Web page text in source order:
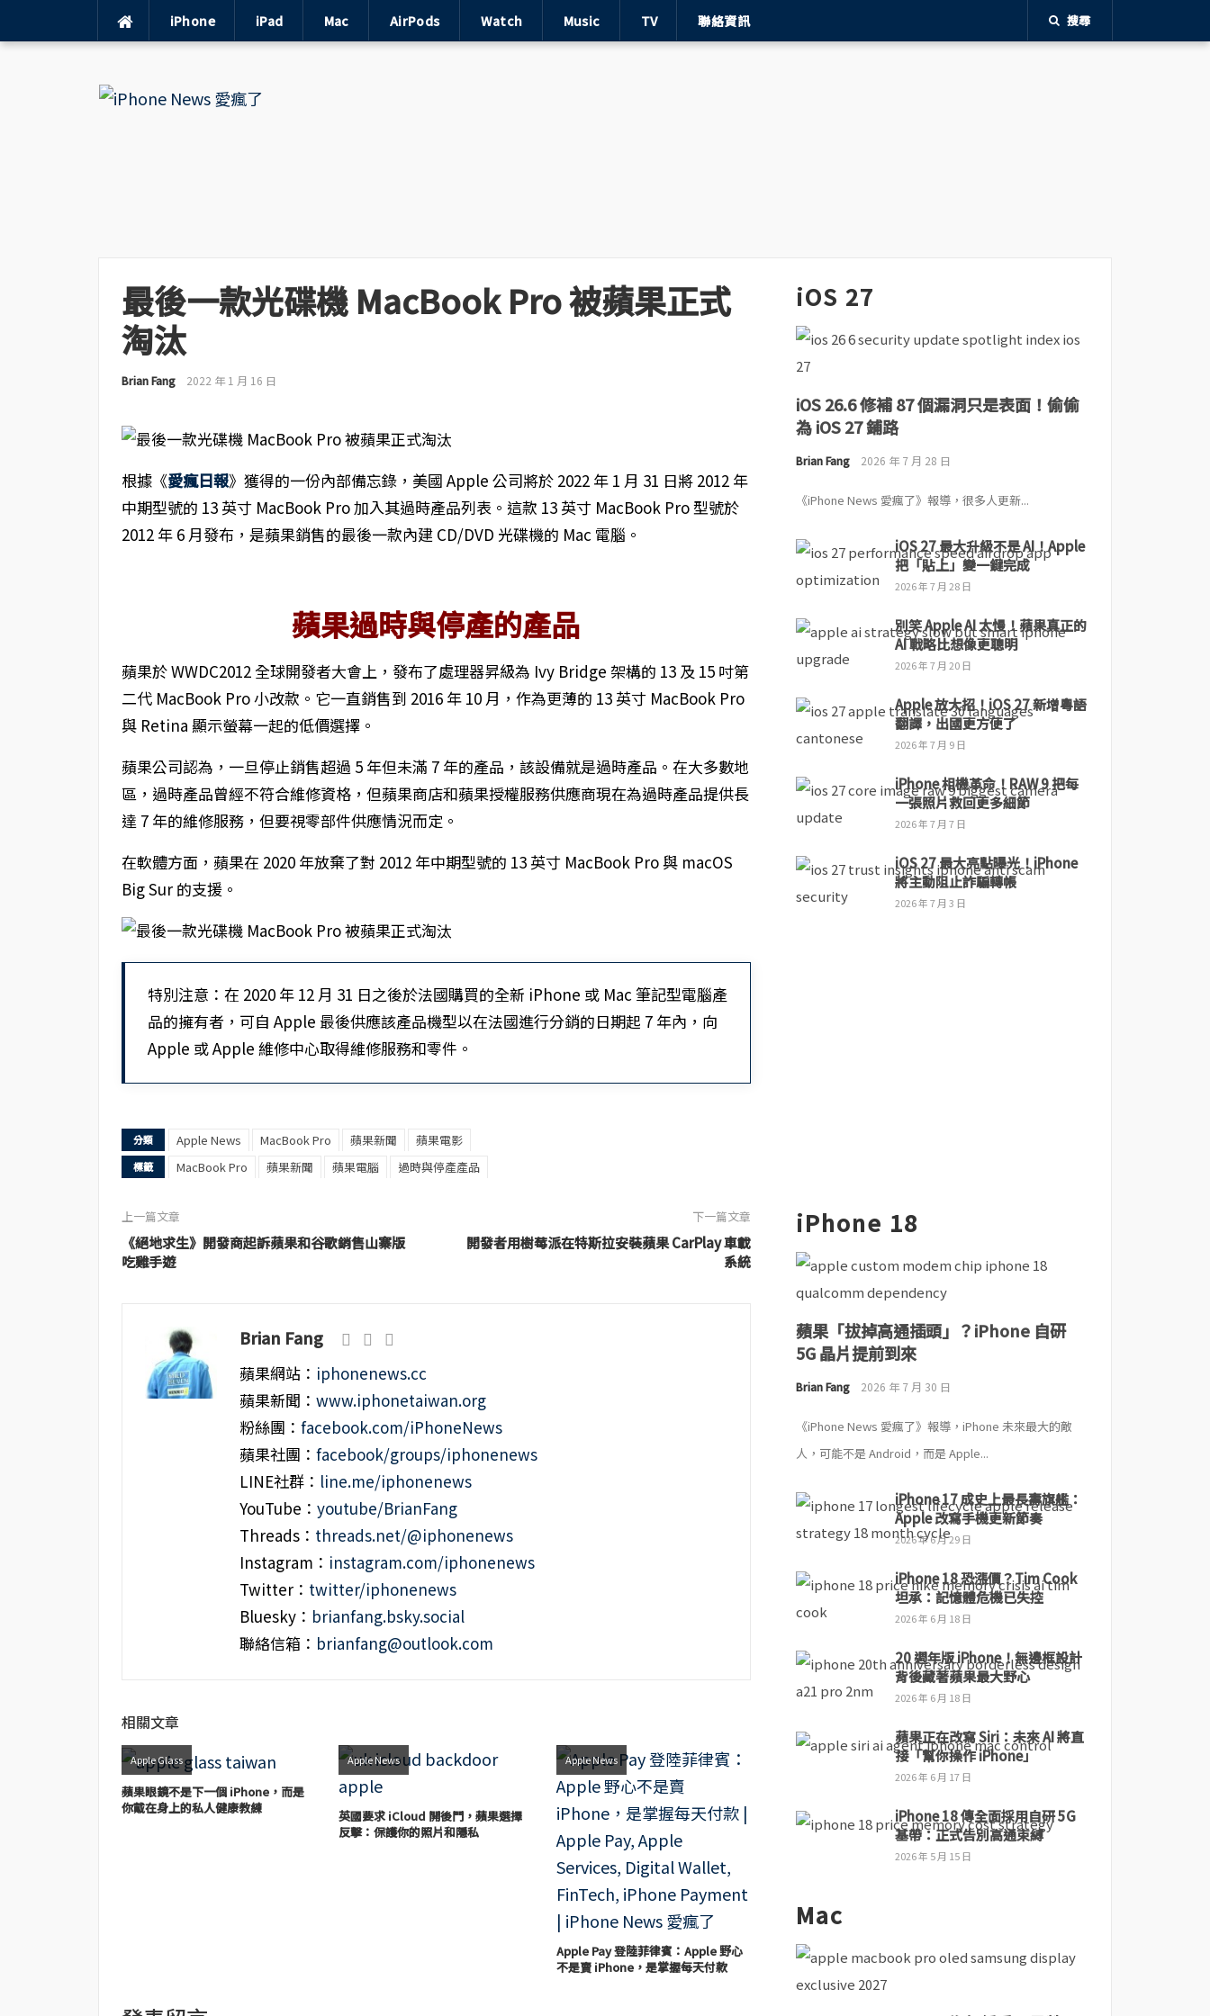
iPhone iPad Mac AirPods Watch Music TV 聯絡資訊 搜尋
最後一款光碟機 MacBook Pro 被蘋果正式
淘汰
Brian Fang 2022 年 1 月 16 日
根據《愛瘋日報》獲得的一份內部備忘錄，美國 Apple 公司將於 2022 年 1 月 31 日將 2012 年
中期型號的 13 英寸 MacBook Pro 加入其過時產品列表。這款 13 英寸 MacBook Pro 型號於
2012 年 6 月發布，是蘋果銷售的最後一款內建 CD/DVD 光碟機的 Mac 電腦。
蘋果過時與停產的產品
蘋果於 WWDC2012 全球開發者大會上，發布了處理器昇級為 Ivy Bridge 架構的 13 及 15 吋第
二代 MacBook Pro 小改款。它一直銷售到 2016 年 10 月，作為更薄的 13 英寸 MacBook Pro
與 Retina 顯示螢幕一起的低價選擇。
蘋果公司認為，一旦停止銷售超過 5 年但未滿 7 年的產品，該設備就是過時產品。在大多數地
區，過時產品曾經不符合維修資格，但蘋果商店和蘋果授權服務供應商現在為過時產品提供長
達 7 年的維修服務，但要視零部件供應情況而定。
在軟體方面，蘋果在 2020 年放棄了對 2012 年中期型號的 13 英寸 MacBook Pro 與 macOS
Big Sur 的支援。
特別注意：在 2020 年 12 月 31 日之後於法國購買的全新 iPhone 或 Mac 筆記型電腦產
品的擁有者，可自 Apple 最後供應該產品機型以在法國進行分銷的日期起 7 年內，向
Apple 或 Apple 維修中心取得維修服務和零件。
分類 Apple News MacBook Pro 蘋果新聞 蘋果電影
標籤 MacBook Pro 蘋果新聞 蘋果電腦 過時與停產產品
上一篇文章
《絕地求生》開發商起訴蘋果和谷歌銷售山寨版
吃雞手遊
下一篇文章
開發者用樹莓派在特斯拉安裝蘋果 CarPlay 車載
系統
Brian Fang
蘋果網站： iphonenews.cc
蘋果新聞： www.iphonetaiwan.org
粉絲團： facebook.com/iPhoneNews
蘋果社團： facebook/groups/iphonenews
LINE社群： line.me/iphonenews
YouTube： youtube/BrianFang
Threads： threads.net/@iphonenews
Instagram： instagram.com/iphonenews
Twitter： twitter/iphonenews
Bluesky： brianfang.bsky.social
聯絡信箱： brianfang@outlook.com
相關文章
Apple Glass
蘋果眼鏡不是下一個 iPhone，而是
你戴在身上的私人健康教練
Apple News
英國要求 iCloud 開後門，蘋果選擇
反擊：保護你的照片和隱私
Apple News
Apple Pay 登陸菲律賓：Apple 野心
不是賣 iPhone，是掌握每天付款
iOS 27
iOS 26.6 修補 87 個漏洞只是表面！偷偷
為 iOS 27 鋪路
Brian Fang 2026 年 7 月 28 日
《iPhone News 愛瘋了》報導，很多人更新...
iOS 27 最大升級不是 AI！Apple
把「貼上」變一鍵完成
2026 年 7 月 28 日
別笑 Apple AI 太慢！蘋果真正的
AI 戰略比想像更聰明
2026 年 7 月 20 日
Apple 放大招！iOS 27 新增粵語
翻譯，出國更方便了
2026 年 7 月 9 日
iPhone 相機革命！RAW 9 把每
一張照片救回更多細節
2026 年 7 月 7 日
iOS 27 最大亮點曝光！iPhone
將主動阻止詐騙轉帳
2026 年 7 月 3 日
iPhone 18
蘋果「拔掉高通插頭」？iPhone 自研
5G 晶片提前到來
Brian Fang 2026 年 7 月 30 日
《iPhone News 愛瘋了》報導，iPhone 未來最大的敵
人，可能不是 Android，而是 Apple...
iPhone 17 成史上最長壽旗艦：
Apple 改寫手機更新節奏
2026 年 6 月 29 日
iPhone 18 恐漲價？Tim Cook
坦承：記憶體危機已失控
2026 年 6 月 18 日
20 週年版 iPhone！無邊框設計
背後藏著蘋果最大野心
2026 年 6 月 18 日
蘋果正在改寫 Siri：未來 AI 將直
接「幫你操作 iPhone」
2026 年 6 月 17 日
iPhone 18 傳全面採用自研 5G
基帶：正式告別高通束縛
2026 年 5 月 15 日
Mac